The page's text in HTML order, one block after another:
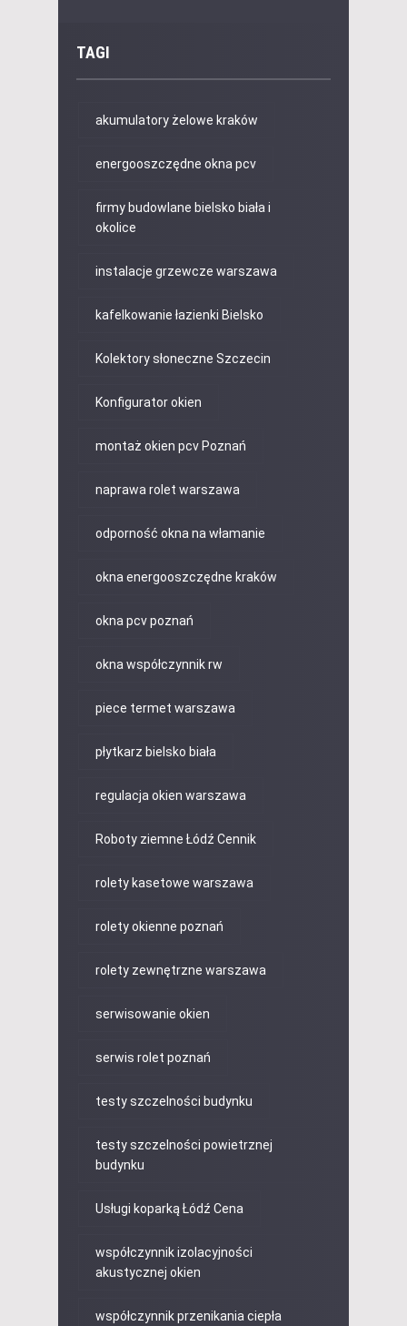
TAGI
akumulatory żelowe kraków
energooszczędne okna pcv
firmy budowlane bielsko biała i
okolice
instalacje grzewcze warszawa
kafelkowanie łazienki Bielsko
Kolektory słoneczne Szczecin
Konfigurator okien
montaż okien pcv Poznań
naprawa rolet warszawa
odporność okna na włamanie
okna energooszczędne kraków
okna pcv poznań
okna współczynnik rw
piece termet warszawa
płytkarz bielsko biała
regulacja okien warszawa
Roboty ziemne Łódź Cennik
rolety kasetowe warszawa
rolety okienne poznań
rolety zewnętrzne warszawa
serwisowanie okien
serwis rolet poznań
testy szczelności budynku
testy szczelności powietrznej
budynku
Usługi koparką Łódź Cena
współczynnik izolacyjności
akustycznej okien
współczynnik przenikania ciepła